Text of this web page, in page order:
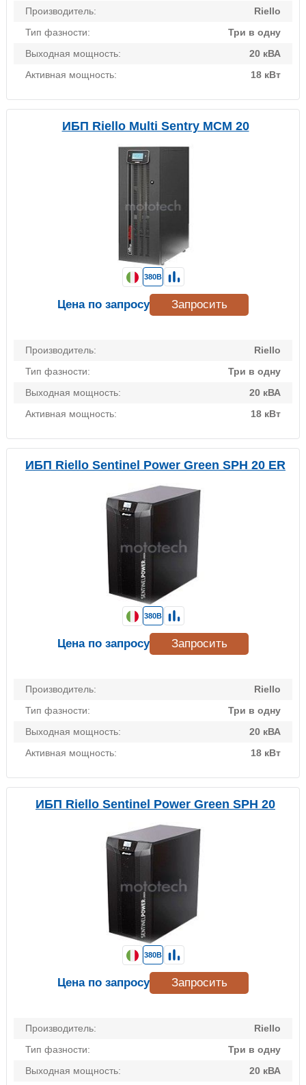
Производитель:
Riello
Тип фазности:
Три в одну
Выходная мощность:
20 кВА
Активная мощность:
18 кВт
ИБП Riello Multi Sentry MCM 20
Производитель:
Riello
Тип фазности:
Три в одну
Выходная мощность:
20 кВА
Активная мощность:
18 кВт
380В
Цена по запросу Запросить
ИБП Riello Sentinel Power Green SPH 20 ER
Производитель:
Riello
Тип фазности:
Три в одну
Выходная мощность:
20 кВА
Активная мощность:
18 кВт
380В
Цена по запросу Запросить
ИБП Riello Sentinel Power Green SPH 20
Производитель:
Riello
Тип фазности:
Три в одну
Выходная мощность:
20 кВА
380В
Цена по запросу Запросить